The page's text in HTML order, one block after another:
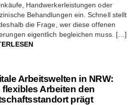
Handwerkerleistungen oder
Behandlungen ein. Schnell stellt
die Frage, wer diese offenen
eigentlich begleichen muss. […]
Arbeitswelten in NRW:
flexibles Arbeiten den
prägt